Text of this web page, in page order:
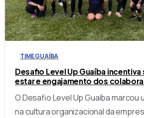
TIME GUAÍBA
Desafio Level Up Guaíba
estar e engajamento dos
O Desafio Level Up Guaíba marcou
na cultura organizacional da